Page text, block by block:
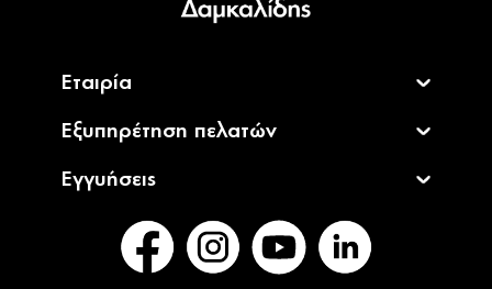
Εταιρία
Εξυπηρέτηση πελατών
Εγγυήσεις